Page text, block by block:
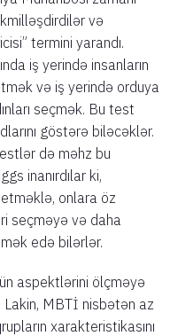
və
termini yarandı.
iş yerində insanların
və iş yerində orduya
seçmək. Bu test
göstərə biləcəklər.
də məhz bu
inanırdılar ki,
onlara öz
seçməyə və daha
edə bilərlər.
aspektlərini ölçməyə
MBTİ nisbətən az
xarakteristikasını